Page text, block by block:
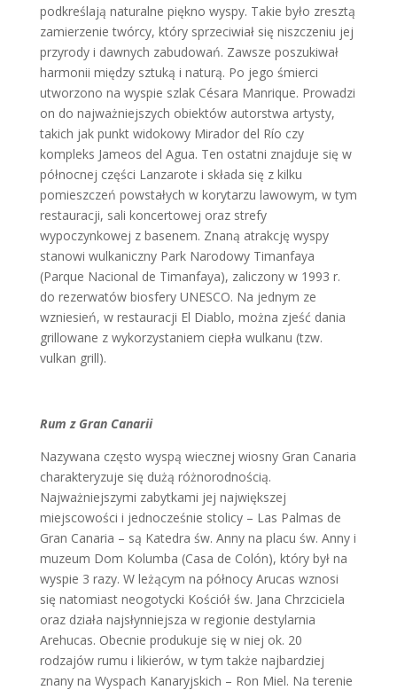
podkreślają naturalne piękno wyspy. Takie było zresztą
zamierzenie twórcy, który sprzeciwiał się niszczeniu jej
przyrody i dawnych zabudowań. Zawsze poszukiwał
harmonii między sztuką i naturą. Po jego śmierci
utworzono na wyspie szlak Césara Manrique. Prowadzi
on do najważniejszych obiektów autorstwa artysty,
takich jak punkt widokowy Mirador del Río czy
kompleks Jameos del Agua. Ten ostatni znajduje się w
północnej części Lanzarote i składa się z kilku
pomieszczeń powstałych w korytarzu lawowym, w tym
restauracji, sali koncertowej oraz strefy
wypoczynkowej z basenem. Znaną atrakcję wyspy
stanowi wulkaniczny Park Narodowy Timanfaya
(Parque Nacional de Timanfaya), zaliczony w 1993 r.
do rezerwatów biosfery UNESCO. Na jednym ze
wzniesień, w restauracji El Diablo, można zjeść dania
grillowane z wykorzystaniem ciepła wulkanu (tzw.
vulkan grill).
Rum z Gran Canarii
Nazywana często wyspą wiecznej wiosny Gran Canaria
charakteryzuje się dużą różnorodnością.
Najważniejszymi zabytkami jej największej
miejscowości i jednocześnie stolicy – Las Palmas de
Gran Canaria – są Katedra św. Anny na placu św. Anny i
muzeum Dom Kolumba (Casa de Colón), który był na
wyspie 3 razy. W leżącym na północy Arucas wznosi
się natomiast neogotycki Kościół św. Jana Chrzciciela
oraz działa najsłynniejsza w regionie destylarnia
Arehucas. Obecnie produkuje się w niej ok. 20
rodzajów rumu i likierów, w tym także najbardziej
znany na Wyspach Kanaryjskich – Ron Miel. Na terenie